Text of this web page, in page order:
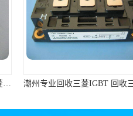
珠海回收三菱IGBT公司 回收三菱模块 支持各种支付方式